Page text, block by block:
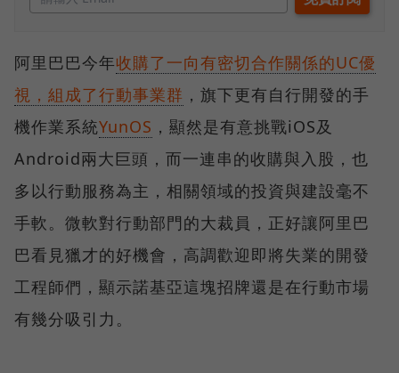
阿里巴巴今年收購了一向有密切合作關係的UC優
視，組成了行動事業群 ，旗下更有自行開發的手
機作業系統YunOS ，顯然是有意挑戰iOS及
Android兩大巨頭，而一連串的收購與入股，也
多以行動服務為主，相關領域的投資與建設毫不
手軟。微軟對行動部門的大裁員，正好讓阿里巴
巴看見獵才的好機會，高調歡迎即將失業的開發
工程師們，顯示諾基亞這塊招牌還是在行動市場
有幾分吸引力。